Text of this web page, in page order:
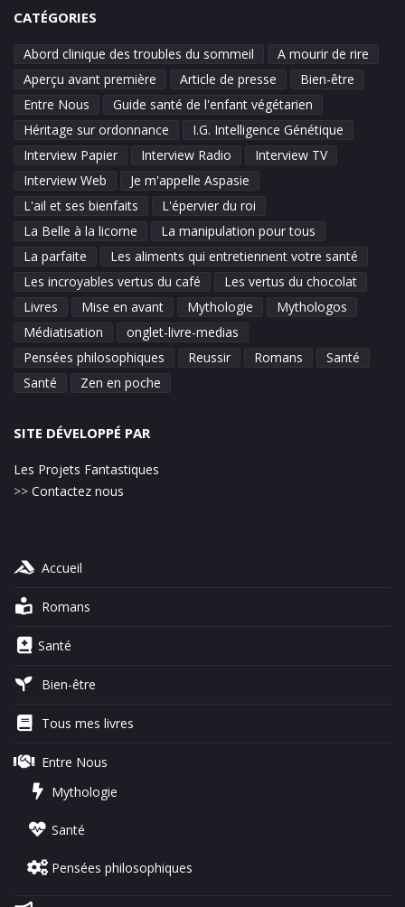
CATÉGORIES
Abord clinique des troubles du sommeil
A mourir de rire
Aperçu avant première
Article de presse
Bien-être
Entre Nous
Guide santé de l'enfant végétarien
Héritage sur ordonnance
I.G. Intelligence Génétique
Interview Papier
Interview Radio
Interview TV
Interview Web
Je m'appelle Aspasie
L'ail et ses bienfaits
L'épervier du roi
La Belle à la licorne
La manipulation pour tous
La parfaite
Les aliments qui entretiennent votre santé
Les incroyables vertus du café
Les vertus du chocolat
Livres
Mise en avant Mythologie
Mythologos
Médiatisation
onglet-livre-medias
Pensées philosophiques
Reussir Romans
Santé
Santé
Zen en poche
SITE DÉVELOPPÉ PAR
Les Projets Fantastiques
>> Contactez nous
Accueil
Romans
Santé
Bien-être
Tous mes livres
Entre Nous
Mythologie
Santé
Pensées philosophiques